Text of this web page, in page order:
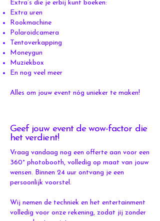
Extra’s die je erbij kunt boeken:
Extra uren
Rookmachine
Polaroidcamera
Tentoverkapping
Moneygun
Muziekbox
En nog veel meer
Alles om jouw event nóg unieker te maken!
Geef jouw event de wow-factor die
het verdient!
Vraag vandaag nog een offerte aan voor een
360° photobooth, volledig op maat van jouw
wensen. Binnen 24 uur ontvang je een
persoonlijk voorstel.
Wij nemen de techniek en het entertainment
volledig voor onze rekening, zodat jij zonder